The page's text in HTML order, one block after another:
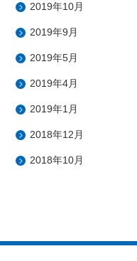
2019年10月
2019年9月
2019年5月
2019年4月
2019年1月
2018年12月
2018年10月